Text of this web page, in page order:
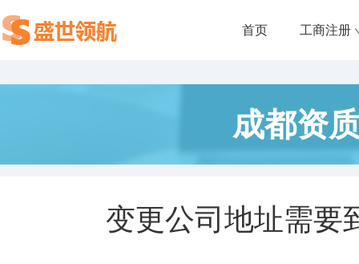
首页 工商注册
成都资
变更公司地址需要